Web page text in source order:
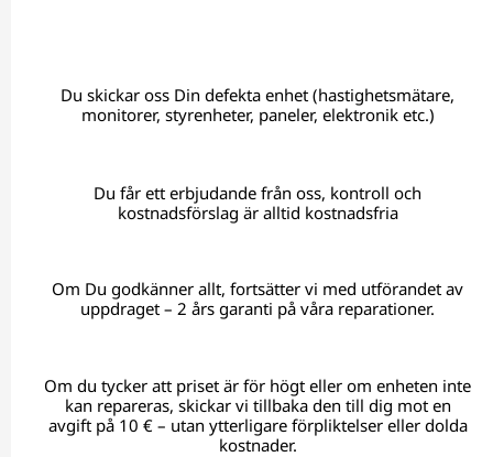
Du skickar oss Din defekta enhet (hastighetsmätare,
monitorer, styrenheter, paneler, elektronik etc.)
Du får ett erbjudande från oss, kontroll och
kostnadsförslag är alltid kostnadsfria
Om Du godkänner allt, fortsätter vi med utförandet av
uppdraget – 2 års garanti på våra reparationer.
Om du tycker att priset är för högt eller om enheten inte
kan repareras, skickar vi tillbaka den till dig mot en
avgift på 10 € – utan ytterligare förpliktelser eller dolda
kostnader.